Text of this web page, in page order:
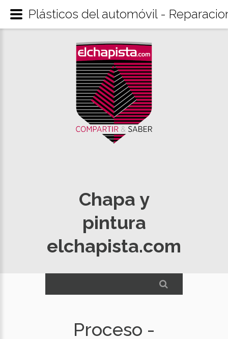
Chapa y
pintura
elchapista.com
Proceso -
Plásticos del automóvil -